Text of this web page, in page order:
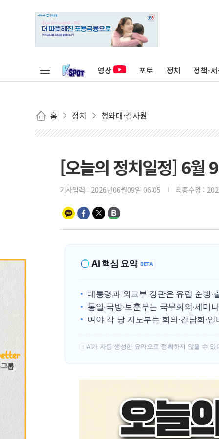
영상 포토 정치 정책·
홈 정치 청와대·감사원
[오늘의 정치일정] 6월
기사입력 : 2026년06월09일 06:05 최종수정 :
AI 핵심 요약 BETA
대통령과 외교부 장관은 유럽 순방·
통일·국방·보훈부는 국무회의·세미
여야 각 당 지도부는 회의·간담회·
! AI가 자동 생성한 요약으로 정확하지 않을 수 있